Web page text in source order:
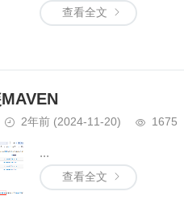
查看全文
2年前 (2024-11-20) 1675
...
查看全文